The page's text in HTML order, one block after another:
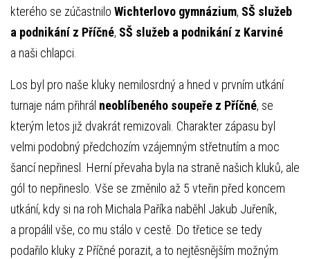
kterého se zúčastnilo Wichterlovo gymnázium, SŠ služeb
a podnikání z Příčné, SŠ služeb a podnikání z Karviné
a naši chlapci.
Los byl pro naše kluky nemilosrdný a hned v prvním utkání
turnaje nám přihrál neoblíbeného soupeře z Příčné, se
kterým letos již dvakrát remizovali. Charakter zápasu byl
velmi podobný předchozím vzájemným střetnutím a moc
šancí nepřinesl. Herní převaha byla na straně našich kluků, ale
gól to nepřineslo. Vše se změnilo až 5 vteřin před koncem
utkání, kdy si na roh Michala Paříka naběhl Jakub Juřeník,
a propálil vše, co mu stálo v cestě. Do třetice se tedy
podařilo kluky z Příčné porazit, a to nejtěsnějším možným